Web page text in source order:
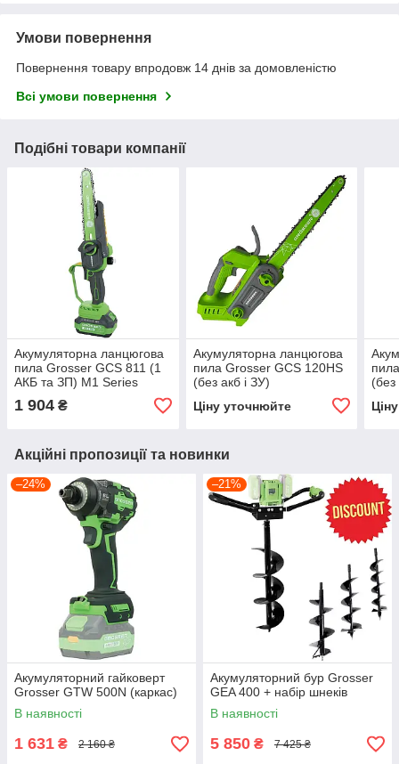
Умови повернення
Повернення товару впродовж 14 днів за домовленістю
Всі умови повернення
Подібні товари компанії
Акумуляторна ланцюгова
пила Grosser GCS 811 (1
АКБ та ЗП) M1 Series
1 904 ₴
Акумуляторна ланцюгова
пила Grosser GCS 120HS
(без акб і ЗУ)
Ціну уточнюйте
(без
Акційні пропозиції та новинки
–24%
Акумуляторний гайковерт
Grosser GTW 500N (каркас)
В наявності
1 631 ₴ 2 160 ₴
–21%
Акумуляторний бур Grosser
GEA 400 + набір шнеків
В наявності
5 850 ₴ 7 425 ₴